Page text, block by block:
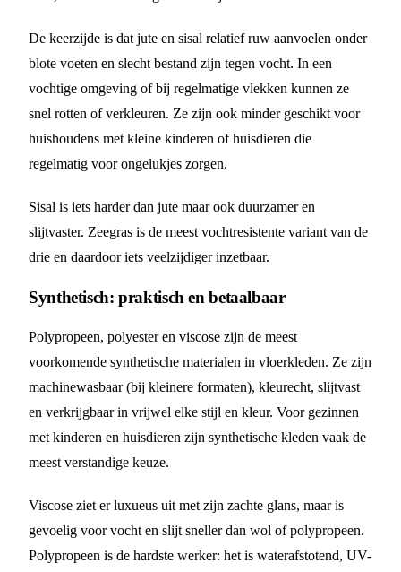
De keerzijde is dat jute en sisal relatief ruw aanvoelen onder
blote voeten en slecht bestand zijn tegen vocht. In een
vochtige omgeving of bij regelmatige vlekken kunnen ze
snel rotten of verkleuren. Ze zijn ook minder geschikt voor
huishoudens met kleine kinderen of huisdieren die
regelmatig voor ongelukjes zorgen.
Sisal is iets harder dan jute maar ook duurzamer en
slijtvaster. Zeegras is de meest vochtresistente variant van de
drie en daardoor iets veelzijdiger inzetbaar.
Synthetisch: praktisch en betaalbaar
Polypropeen, polyester en viscose zijn de meest
voorkomende synthetische materialen in vloerkleden. Ze zijn
machinewasbaar (bij kleinere formaten), kleurecht, slijtvast
en verkrijgbaar in vrijwel elke stijl en kleur. Voor gezinnen
met kinderen en huisdieren zijn synthetische kleden vaak de
meest verstandige keuze.
Viscose ziet er luxueus uit met zijn zachte glans, maar is
gevoelig voor vocht en slijt sneller dan wol of polypropeen.
Polypropeen is de hardste werker: het is waterafstotend, UV-